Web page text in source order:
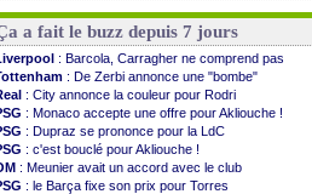
a fait le buzz depuis 7 jours
: Barcola, Carragher ne comprend pas
: De Zerbi annonce une "bombe"
: City annonce la couleur pour Rodri
: Monaco accepte une offre pour Akliouche !
: Dupraz se prononce pour la LdC
: c'est bouclé pour Akliouche !
: Meunier avait un accord avec le club
: le Barça fixe son prix pour Torres